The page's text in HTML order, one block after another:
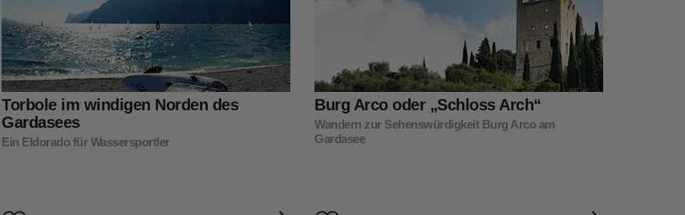
Torbole im windigen Norden des
Gardasees
Ein Eldorado für Wassersportler
Burg Arco oder „Schloss Arch“
Wandern zur Sehenswürdigkeit Burg Arco am
Gardasee